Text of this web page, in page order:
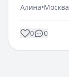
Алина•Москва
0 0